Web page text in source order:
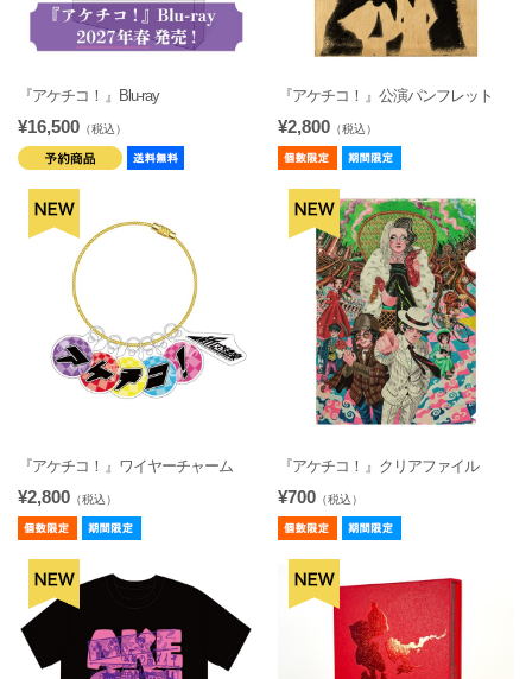
『アケチコ！』Blu-ray
¥16,500 （税込）
『アケチコ！』公演パンフレット
¥2,800 （税込）
『アケチコ！』ワイヤーチャーム
¥2,800 （税込）
『アケチコ！』クリアファイル
¥700 （税込）